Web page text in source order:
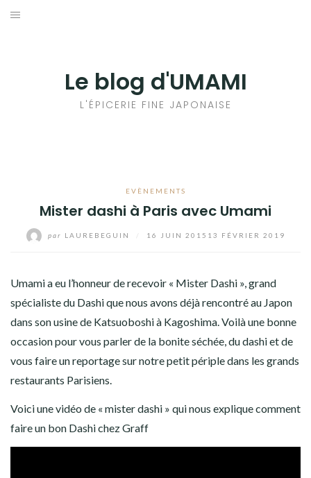
Aller
Le blog d'UMAMI
L'ÉPICERIE FINE JAPONAISE
EVÈNEMENTS
Mister dashi à Paris avec Umami
par LAUREBEGUIN 16 JUIN 2015 13 FÉVRIER 2019
Umami a eu l’honneur de recevoir « Mister Dashi », grand
spécialiste du Dashi que nous avons déjà rencontré au Japon
dans son usine de Katsuoboshi à Kagoshima. Voilà une bonne
occasion pour vous parler de la bonite séchée, du dashi et de
vous faire un reportage sur notre petit périple dans les grands
restaurants Parisiens.
Voici une vidéo de « mister dashi » qui nous explique comment
faire un bon Dashi chez Graff